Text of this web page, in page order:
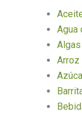
Agua
Algas
Arroz